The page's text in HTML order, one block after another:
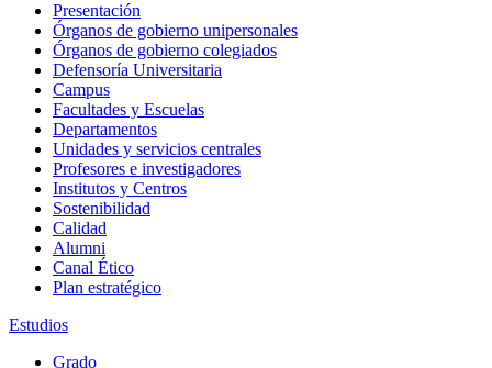
Presentación
Órganos de gobierno unipersonales
Órganos de gobierno colegiados
Defensoría Universitaria
Campus
Facultades y Escuelas
Departamentos
Unidades y servicios centrales
Profesores e investigadores
Institutos y Centros
Sostenibilidad
Calidad
Alumni
Canal Ético
Plan estratégico
Estudios
Grado